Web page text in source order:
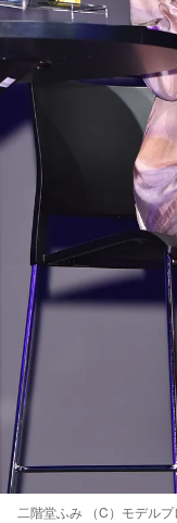
二階堂ふみ （C）モデルプ